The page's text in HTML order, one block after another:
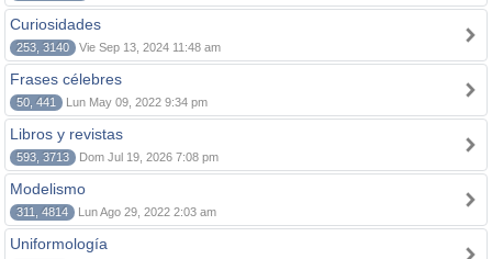
Curiosidades
253, 3140 Vie Sep 13, 2024 11:48 am
Frases célebres
50, 441 Lun May 09, 2022 9:34 pm
Libros y revistas
593, 3713 Dom Jul 19, 2026 7:08 pm
Modelismo
311, 4814 Lun Ago 29, 2022 2:03 am
Uniformología